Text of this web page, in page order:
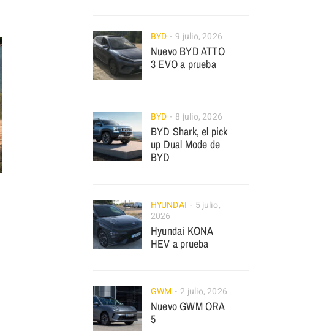
BYD 9 julio, 2026
Nuevo BYD ATTO
3 EVO a prueba
BYD 8 julio, 2026
BYD Shark, el pick
up Dual Mode de
BYD
HYUNDAI
5 julio,
2026
Hyundai KONA
HEV a prueba
GWM 2 julio, 2026
Nuevo GWM ORA
5